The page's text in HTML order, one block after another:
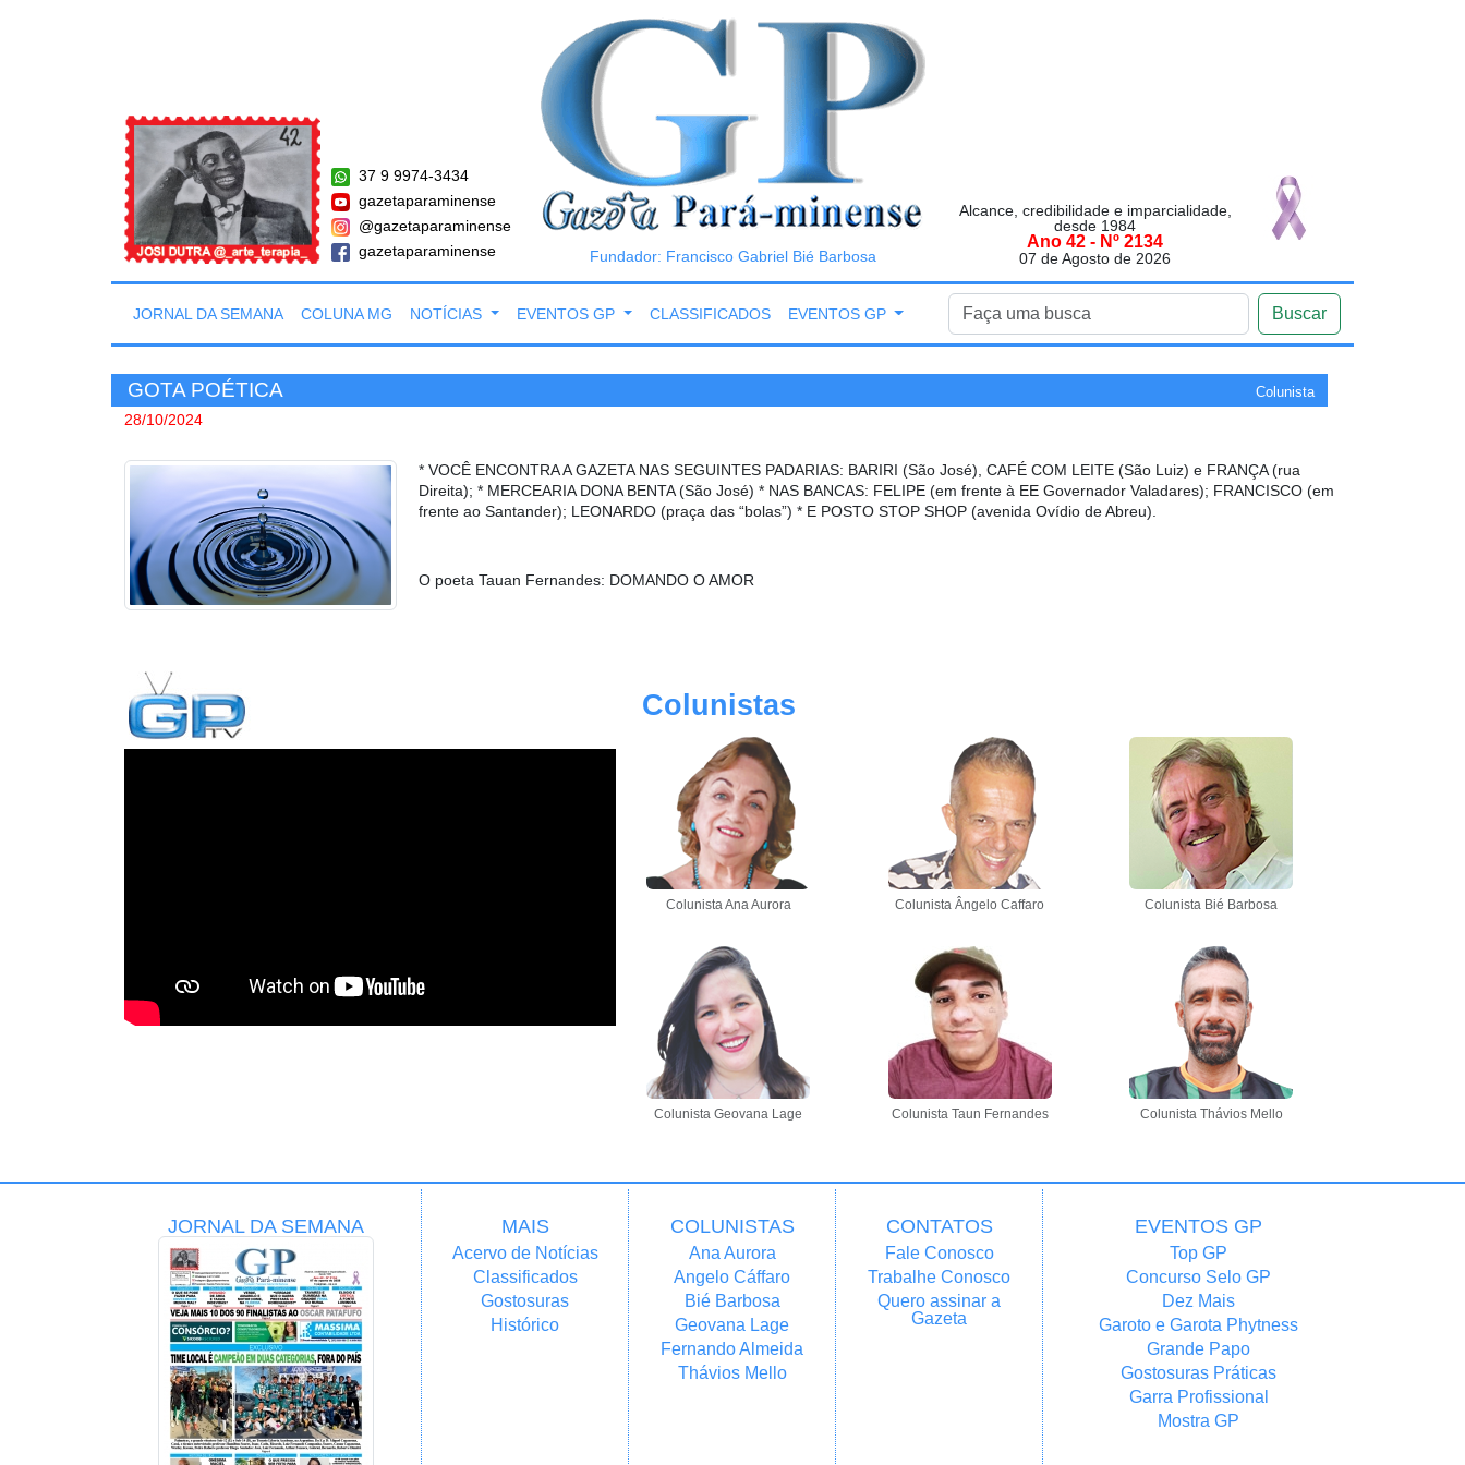
37 9 9974-3434
gazetaparaminense
@gazetaparaminense
gazetaparaminense
Fundador: Francisco Gabriel Bié Barbosa
Alcance, credibilidade e imparcialidade,
desde 1984
Ano 42 - Nº 2134
07 de Agosto de 2026
JORNAL DA SEMANA COLUNA MG NOTÍCIAS EVENTOS GP CLASSIFICADOS EVENTOS GP Buscar
GOTA POÉTICA Colunista
28/10/2024
* VOCÊ ENCONTRA A GAZETA NAS SEGUINTES PADARIAS: BARIRI (São José), CAFÉ COM LEITE (São Luiz) e FRANÇA (rua
Direita); * MERCEARIA DONA BENTA (São José) * NAS BANCAS: FELIPE (em frente à EE Governador Valadares); FRANCISCO (em
frente ao Santander); LEONARDO (praça das “bolas”) * E POSTO STOP SHOP (avenida Ovídio de Abreu).
O poeta Tauan Fernandes: DOMANDO O AMOR
Colunistas
Colunista Ana Aurora Colunista Ângelo Caffaro Colunista Bié Barbosa
Colunista Geovana Lage Colunista Taun Fernandes Colunista Thávios Mello
JORNAL DA SEMANA MAIS
Acervo de Notícias
Classificados
Gostosuras
Histórico
COLUNISTAS
Ana Aurora
Angelo Cáffaro
Bié Barbosa
Geovana Lage
Fernando Almeida
Thávios Mello
CONTATOS
Fale Conosco
Trabalhe Conosco
Quero assinar a
Gazeta
EVENTOS GP
Top GP
Concurso Selo GP
Dez Mais
Garoto e Garota Phytness
Grande Papo
Gostosuras Práticas
Garra Profissional
Mostra GP